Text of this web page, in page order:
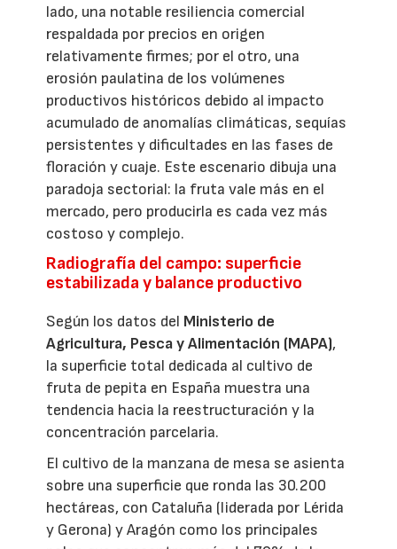
lado, una notable resiliencia comercial
respaldada por precios en origen
relativamente firmes; por el otro, una
erosión paulatina de los volúmenes
productivos históricos debido al impacto
acumulado de anomalías climáticas, sequías
persistentes y dificultades en las fases de
floración y cuaje. Este escenario dibuja una
paradoja sectorial: la fruta vale más en el
mercado, pero producirla es cada vez más
costoso y complejo.
Radiografía del campo: superficie
estabilizada y balance productivo
Según los datos del Ministerio de
Agricultura, Pesca y Alimentación (MAPA),
la superficie total dedicada al cultivo de
fruta de pepita en España muestra una
tendencia hacia la reestructuración y la
concentración parcelaria.
El cultivo de la manzana de mesa se asienta
sobre una superficie que ronda las 30.200
hectáreas, con Cataluña (liderada por Lérida
y Gerona) y Aragón como los principales